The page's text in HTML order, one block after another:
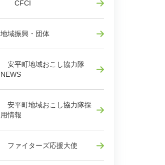
CFCI
地域振興・団体
安平町地域おこし協力隊
NEWS
安平町地域おこし協力隊採
用情報
ファイターズ応援大使